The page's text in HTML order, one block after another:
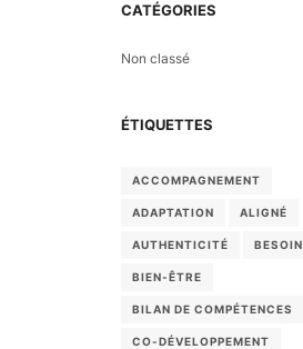
CATÉGORIES
Non classé
ÉTIQUETTES
ACCOMPAGNEMENT
ADAPTATION ALIGNÉ
AUTHENTICITÉ BESOIN
BIEN-ÊTRE
BILAN DE COMPÉTENCES
CO-DÉVELOPPEMENT